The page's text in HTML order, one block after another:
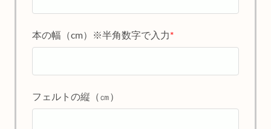
本の幅（cm）※半角数字で入力*
フェルトの縦（㎝）